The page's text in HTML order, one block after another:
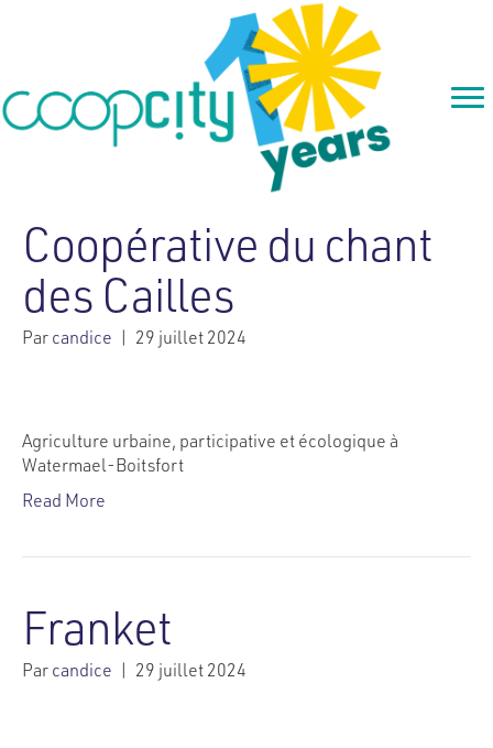
Coopérative du chant
des Cailles
Parcandice | 29 juillet 2024
Agriculture urbaine, participative et écologique à
Watermael-Boitsfort
Read More
Franket
Parcandice | 29 juillet 2024